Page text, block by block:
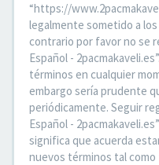
“https://
legalmente sometido a
contrario por favor no se
Español -
términos en cualquier
embargo sería prudente
periódicamente. Seguir
Español -
significa que acuerda
nuevos términos tal